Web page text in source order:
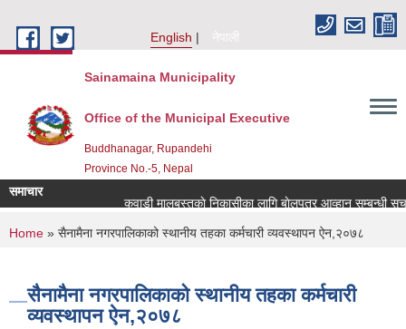
English
नेपाली
Sainamaina Municipality
Office of the Municipal Executive
Buddhanagar, Rupandehi
Province No.-5, Nepal
समाचार
कवाडी मालबस्तुकाे निकासीका लागि बाेलपत्र आव्हान सम्बन्धी
You are here
Home » सैनामैना नगरपालिकाको स्थानीय तहका कर्मचारी व्यवस्थापन ऐन,२०७८
सैनामैना नगरपालिकाको स्थानीय तहका कर्मचारी
व्यवस्थापन ऐन,२०७८